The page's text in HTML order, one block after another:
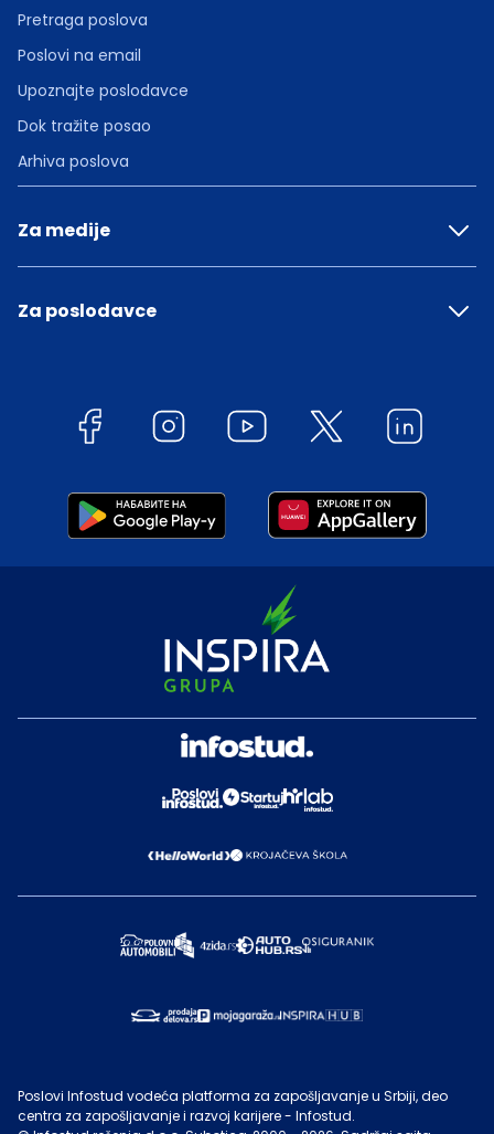
Pretraga poslova
Poslovi na email
Upoznajte poslodavce
Dok tražite posao
Arhiva poslova
Za medije
Za poslodavce
Poslovi Infostud vodeća platforma za zapošljavanje u Srbiji, deo
centra za zapošljavanje i razvoj karijere - Infostud.